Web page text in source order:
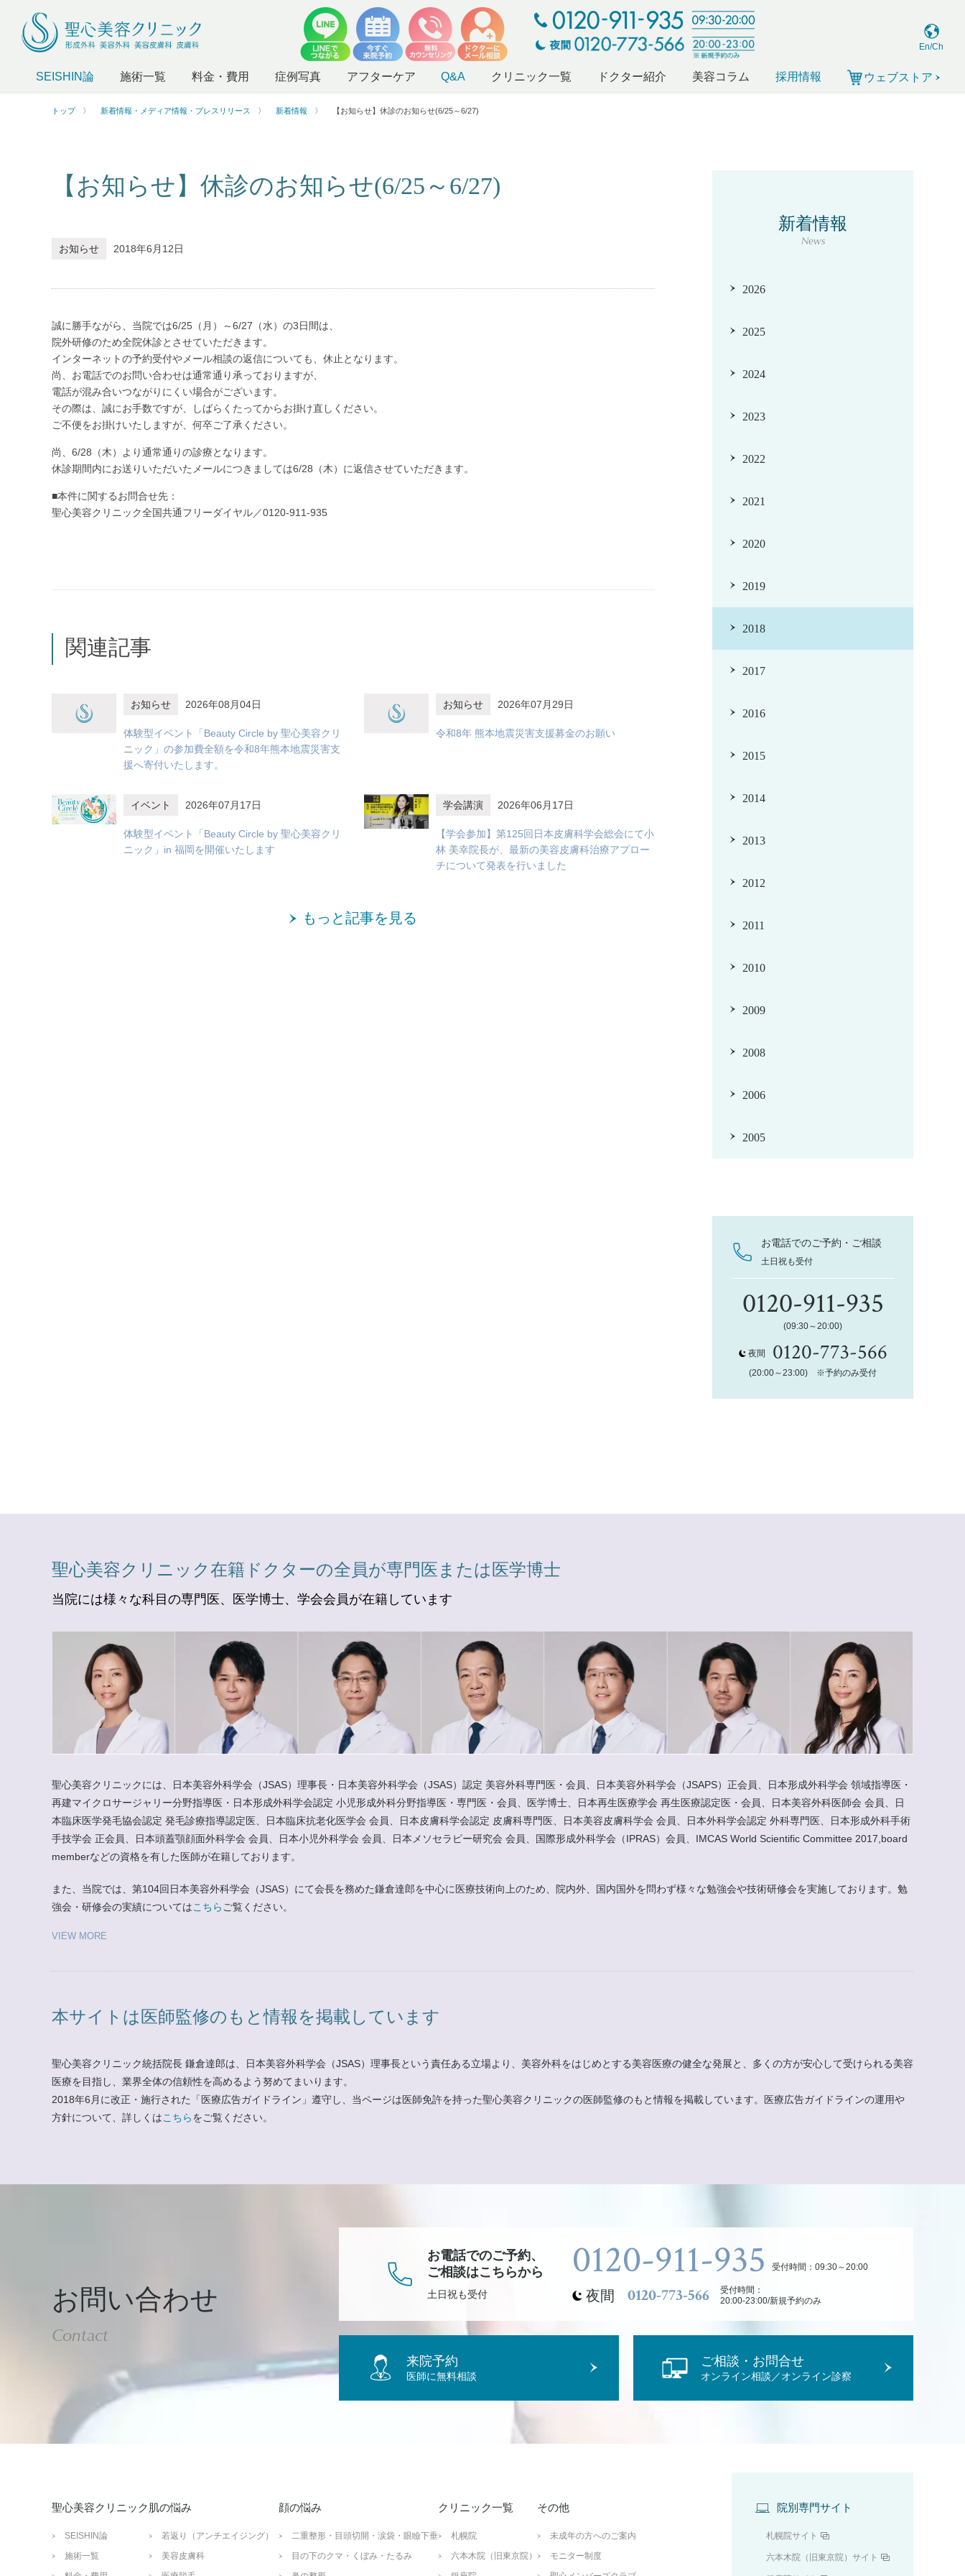
En/Ch
SEISHIN論 施術一覧 料金・費用 症例写真 アフターケア Q&A クリニック一覧 ドクター紹介 美容コラム 採用情報 ウェブストア
トップ 新着情報・メディア情報・プレスリリース 新着情報 【お知らせ】休診のお知らせ(6/25～6/27)
新着情報
News
2026
2025
2024
2023
2022
2021
2020
2019
2018
2017
2016
2015
2014
2013
2012
2011
2010
2009
2008
2006
2005
お電話でのご予約・ご相談
土日祝も受付
0120-911-935
(09:30～20:00)
夜間 0120-773-566
(20:00～23:00) ※予約のみ受付
【お知らせ】休診のお知らせ(6/25～6/27)
お知らせ 2018年6月12日
誠に勝手ながら、当院では6/25（月）～6/27（水）の3日間は、
院外研修のため全院休診とさせていただきます。
インターネットの予約受付やメール相談の返信についても、休止となります。
尚、お電話でのお問い合わせは通常通り承っておりますが、
電話が混み合いつながりにくい場合がございます。
その際は、誠にお手数ですが、しばらくたってからお掛け直しください。
ご不便をお掛けいたしますが、何卒ご了承ください。
尚、6/28（木）より通常通りの診療となります。
休診期間内にお送りいただいたメールにつきましては6/28（木）に返信させていただきます。
■本件に関するお問合せ先：
聖心美容クリニック全国共通フリーダイヤル／0120-911-935
関連記事
お知らせ 2026年08月04日
体験型イベント「Beauty Circle by 聖心美容クリ
ニック」の参加費全額を令和8年熊本地震災害支
援へ寄付いたします。
お知らせ 2026年07月29日
令和8年 熊本地震災害支援募金のお願い
イベント 2026年07月17日
体験型イベント「Beauty Circle by 聖心美容クリ
ニック」in 福岡を開催いたします
学会講演 2026年06月17日
【学会参加】第125回日本皮膚科学会総会にて小
林 美幸院長が、最新の美容皮膚科治療アプロー
チについて発表を行いました
もっと記事を見る
聖心美容クリニック在籍ドクターの全員が専門医または医学博士
当院には様々な科目の専門医、医学博士、学会会員が在籍しています
聖心美容クリニックには、日本美容外科学会（JSAS）理事長・日本美容外科学会（JSAS）認定 美容外科専門医・会員、日本美容外科学会（JSAPS）正会員、日本形成外科学会 領域指導医・
再建マイクロサージャリー分野指導医・日本形成外科学会認定 小児形成外科分野指導医・専門医・会員、医学博士、日本再生医療学会 再生医療認定医・会員、日本美容外科医師会 会員、日
本臨床医学発毛協会認定 発毛診療指導認定医、日本臨床抗老化医学会 会員、日本皮膚科学会認定 皮膚科専門医、日本美容皮膚科学会 会員、日本外科学会認定 外科専門医、日本形成外科手術
手技学会 正会員、日本頭蓋顎顔面外科学会 会員、日本小児外科学会 会員、日本メソセラピー研究会 会員、国際形成外科学会（IPRAS）会員、IMCAS World Scientific Committee 2017,board
memberなどの資格を有した医師が在籍しております。
また、当院では、第104回日本美容外科学会（JSAS）にて会長を務めた鎌倉達郎を中心に医療技術向上のため、院内外、国内国外を問わず様々な勉強会や技術研修会を実施しております。勉
強会・研修会の実績についてはこちら ご覧ください。
VIEW MORE
本サイトは医師監修のもと情報を掲載しています
聖心美容クリニック統括院長 鎌倉達郎は、日本美容外科学会（JSAS）理事長という責任ある立場より、美容外科をはじめとする美容医療の健全な発展と、多くの方が安心して受けられる美容
医療を目指し、業界全体の信頼性を高めるよう努めてまいります。
2018年6月に改正・施行された「医療広告ガイドライン」遵守し、当ページは医師免許を持った聖心美容クリニックの医師監修のもと情報を掲載しています。医療広告ガイドラインの運用や
方針について、詳しくはこちらをご覧ください。
お問い合わせ
Contact
お電話でのご予約、
ご相談はこちらから
土日祝も受付
0120-911-935 受付時間：09:30～20:00
夜間 0120-773-566
受付時間：
20:00-23:00/新規予約のみ
来院予約
医師に無料相談
ご相談・お問合せ
オンライン相談／オンライン診察
聖心美容クリニック
SEISHIN論
施術一覧
肌の悩み
若返り（アンチエイジング）
美容皮膚科
顔の悩み
二重整形・目頭切開・涙袋・眼瞼下垂
目の下のクマ・くぼみ・たるみ
クリニック一覧
札幌院
六本木院（旧東京院）
その他
未成年の方へのご案内
モニター制度
院別専門サイト
札幌院サイト
六本木院（旧東京院）サイト